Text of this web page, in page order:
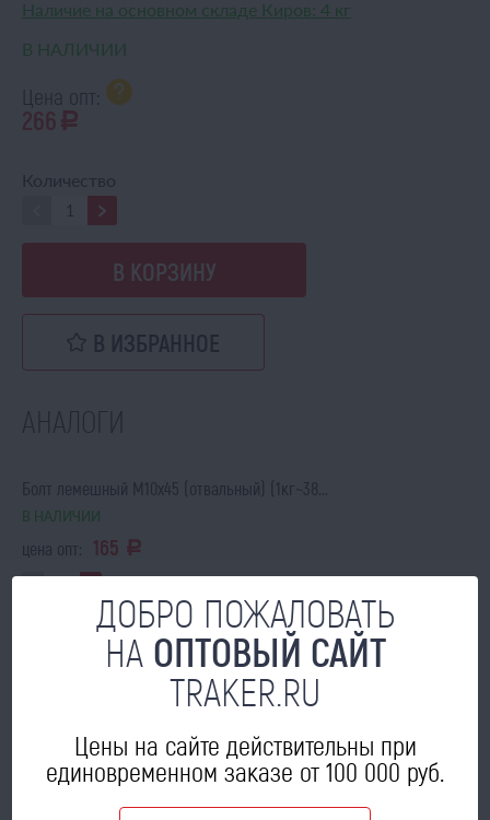
Наличие на основном складе Киров: 4 кг
В НАЛИЧИИ
Цена опт:
266 a
Количество
В КОРЗИНУ
В ИЗБРАННОЕ
АНАЛОГИ
Болт лемешный М10х45 (отвальный) (1кг~38...
В НАЛИЧИИ
цена опт: 165 a
В КОРЗИНУ
Болт лемешный М10х45 (отвальный) (1кг~38...
цена опт: 165a
ДОБРО ПОЖАЛОВАТЬ
НА ОПТОВЫЙ САЙТ
TRAKER.RU
Цены на сайте действительны при
единовременном заказе от 100 000 руб.